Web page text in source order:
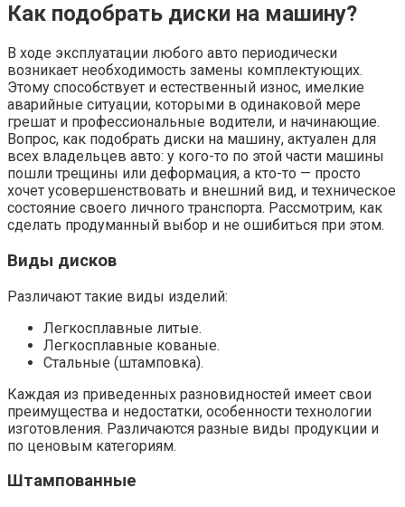
Как подобрать диски на машину?
В ходе эксплуатации любого авто периодически
возникает необходимость замены комплектующих.
Этому способствует и естественный износ, имелкие
аварийные ситуации, которыми в одинаковой мере
грешат и профессиональные водители, и начинающие.
Вопрос, как подобрать диски на машину, актуален для
всех владельцев авто: у кого-то по этой части машины
пошли трещины или деформация, а кто-то — просто
хочет усовершенствовать и внешний вид, и техническое
состояние своего личного транспорта. Рассмотрим, как
сделать продуманный выбор и не ошибиться при этом.
Виды дисков
Различают такие виды изделий:
Легкосплавные литые.
Легкосплавные кованые.
Стальные (штамповка).
Каждая из приведенных разновидностей имеет свои
преимущества и недостатки, особенности технологии
изготовления. Различаются разные виды продукции и
по ценовым категориям.
Штампованные